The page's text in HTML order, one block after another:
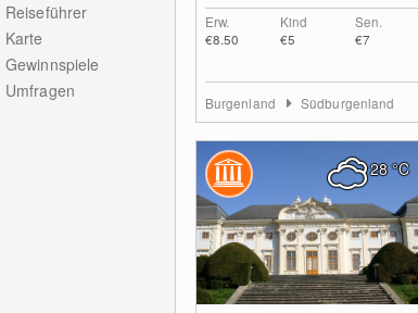
Reiseführer
Karte
Gewinnspiele
Umfragen
Erw.
€8.50
Kind
€5
Sen.
€7
Burgenland Südburgenland
28°C